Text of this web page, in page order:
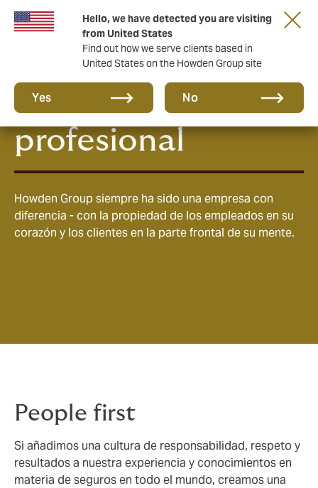
Hello, we have detected you are visiting
from United States
Find out how we serve clients based in
United States on the Howden Group site
Yes No
Cultura y carrera
profesional
Howden Group siempre ha sido una empresa con
diferencia - con la propiedad de los empleados en su
corazón y los clientes en la parte frontal de su mente.
People first
Si añadimos una cultura de responsabilidad, respeto y
resultados a nuestra experiencia y conocimientos en
materia de seguros en todo el mundo, creamos una